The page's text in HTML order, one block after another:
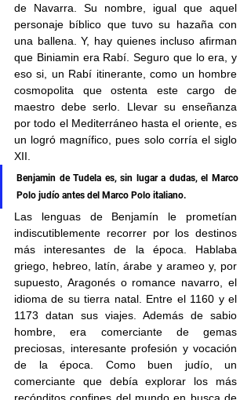
de Navarra. Su nombre, igual que aquel
personaje bíblico que tuvo su hazaña con
una ballena. Y, hay quienes incluso afirman
que Biniamin era Rabí. Seguro que lo era, y
eso si, un Rabí itinerante, como un hombre
cosmopolita que ostenta este cargo de
maestro debe serlo. Llevar su enseñanza
por todo el Mediterráneo hasta el oriente, es
un logró magnífico, pues solo corría el siglo
XII.
Benjamin de Tudela es, sin lugar a dudas, el Marco
Polo judío antes del Marco Polo italiano.
Las lenguas de Benjamín le prometían
indiscutiblemente recorrer por los destinos
más interesantes de la época. Hablaba
griego, hebreo, latín, árabe y arameo y, por
supuesto, Aragonés o romance navarro, el
idioma de su tierra natal. Entre el 1160 y el
1173 datan sus viajes. Además de sabio
hombre, era comerciante de gemas
preciosas, interesante profesión y vocación
de la época. Como buen judío, un
comerciante que debía explorar los más